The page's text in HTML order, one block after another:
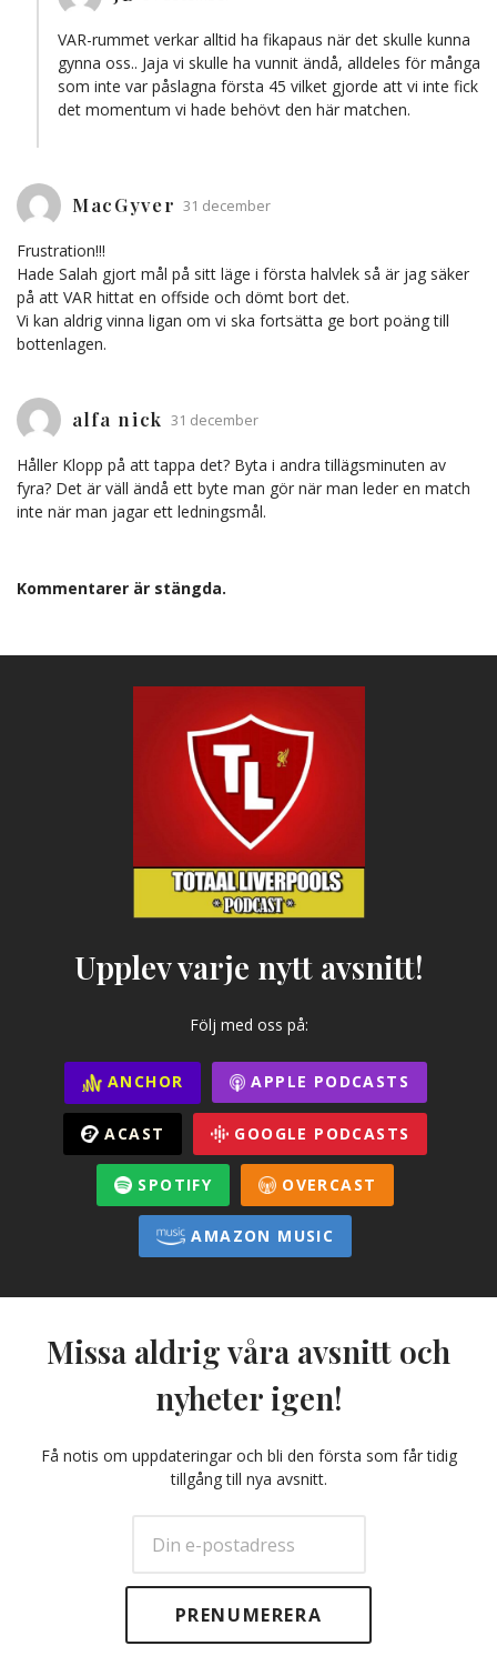
VAR-rummet verkar alltid ha fikapaus när det skulle kunna
gynna oss.. Jaja vi skulle ha vunnit ändå, alldeles för många
som inte var påslagna första 45 vilket gjorde att vi inte fick
det momentum vi hade behövt den här matchen.
MacGyver 31 december
Frustration!!!
Hade Salah gjort mål på sitt läge i första halvlek så är jag säker
på att VAR hittat en offside och dömt bort det.
Vi kan aldrig vinna ligan om vi ska fortsätta ge bort poäng till
bottenlagen.
alfa nick 31 december
Håller Klopp på att tappa det? Byta i andra tillägsminuten av
fyra? Det är väll ändå ett byte man gör när man leder en match
inte när man jagar ett ledningsmål.
Kommentarer är stängda.
Upplev varje nytt avsnitt!
Följ med oss på:
ANCHOR APPLE PODCASTS
ACAST GOOGLE PODCASTS
SPOTIFY OVERCAST
AMAZON MUSIC
Missa aldrig våra avsnitt och
nyheter igen!
Få notis om uppdateringar och bli den första som får tidig
tillgång till nya avsnitt.